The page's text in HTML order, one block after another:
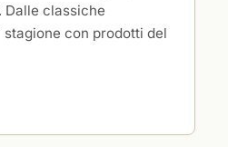
Dalle classiche
con prodotti del